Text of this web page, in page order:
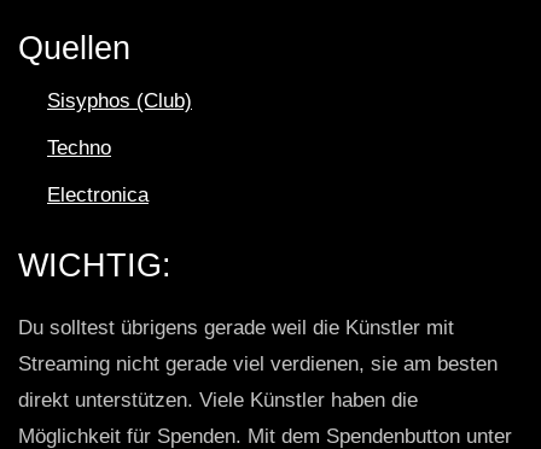
Quellen
Sisyphos (Club)
Techno
Electronica
WICHTIG:
Du solltest übrigens gerade weil die Künstler mit
Streaming nicht gerade viel verdienen, sie am besten
direkt unterstützen. Viele Künstler haben die
Möglichkeit für Spenden. Mit dem Spendenbutton unter